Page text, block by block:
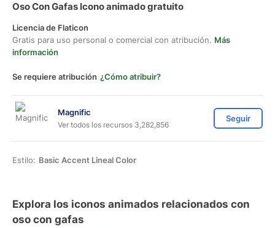
Oso Con Gafas Icono animado gratuito
Licencia de Flaticon
Gratis para uso personal o comercial con atribución. Más
información
Se requiere atribución ¿Cómo atribuir?
Magnific
Ver todos los recursos 3,282,856
Seguir
Estilo: Basic Accent Lineal Color
Explora los iconos animados relacionados con
oso con gafas